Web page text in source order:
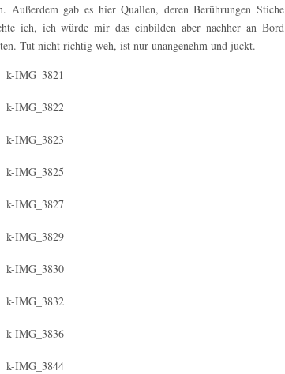
Außerdem gab es hier Quallen, deren Berührungen Stiche
ich, ich würde mir das einbilden aber nachher an Bord
Tut nicht richtig weh, ist nur unangenehm und juckt.